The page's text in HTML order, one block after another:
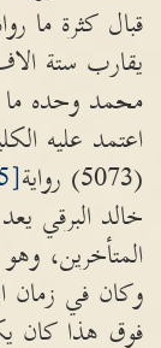
قبال كثرة ما
اعتمد عليه
(5073) رواية
[5]
خالد البرقي
المتأخرين،
وكان في زمان
فوق هذا كان